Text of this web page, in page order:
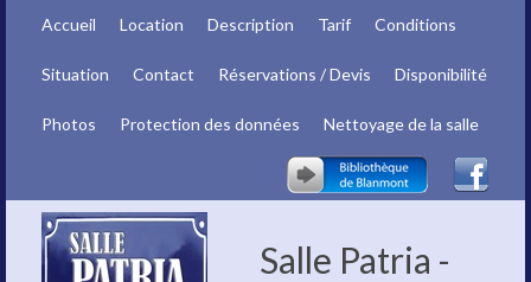
Accueil Location Description Tarif Conditions
Situation Contact Réservations / Devis Disponibilité
Photos Protection des données Nettoyage de la salle
Salle Patria -